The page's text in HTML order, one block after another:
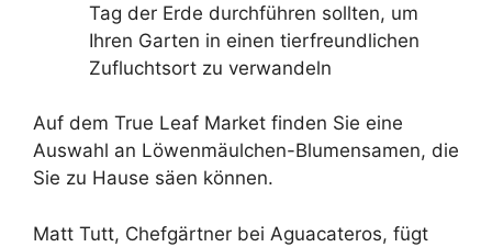
Tag der Erde durchführen sollten, um
Ihren Garten in einen tierfreundlichen
Zufluchtsort zu verwandeln
Auf dem True Leaf Market finden Sie eine
Auswahl an Löwenmäulchen-Blumensamen, die
Sie zu Hause säen können.
Matt Tutt, Chefgärtner bei Aguacateros, fügt